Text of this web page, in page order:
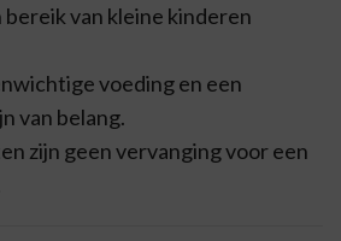
van kleine kinderen
voeding en een
van belang.
zijn geen vervanging voor een